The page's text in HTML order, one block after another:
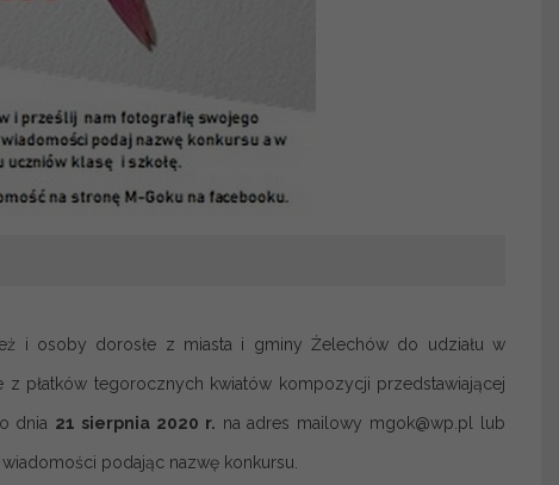
i osoby dorosłe z miasta i gminy Żelechów do udziału w
z płatków tegorocznych kwiatów kompozycji przedstawiającej
dnia 21 sierpnia 2020 r. na adres mailowy mgok@wp.pl lub
podając nazwę konkursu.